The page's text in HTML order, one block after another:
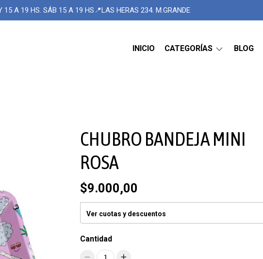
15 A 19 HS. SÁB 15 A 19 HS📍LAS HERAS 234. M.GRANDE
INICIO CATEGORÍAS BLOG
CHUBRO BANDEJA MINI
ROSA
$9.000,00
Ver cuotas y descuentos
Cantidad
1